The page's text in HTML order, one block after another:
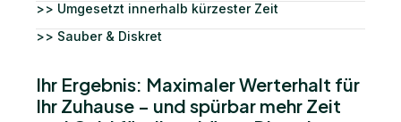
>> Umgesetzt innerhalb kürzester Zeit
>> Sauber & Diskret
Ihr Ergebnis: Maximaler Werterhalt für
Ihr Zuhause – und spürbar mehr Zeit